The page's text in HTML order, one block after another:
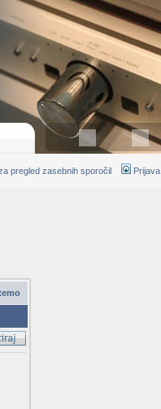
pregled zasebnih sporočil Prijava